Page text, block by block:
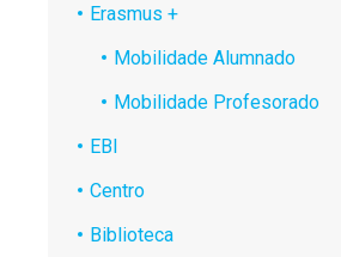
Erasmus +
Mobilidade Alumnado
Mobilidade Profesorado
EBI
Centro
Biblioteca